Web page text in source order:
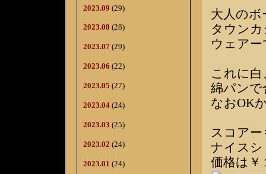
2023.09 (29)
2023.08 (28)
2023.07 (29)
2023.06 (22)
2023.05 (27)
2023.04 (24)
2023.03 (25)
2023.02 (24)
2023.01 (24)
大人の
タウン
ウェア
これに
綿パン
なおOK
スコア
ナイス
価格は￥